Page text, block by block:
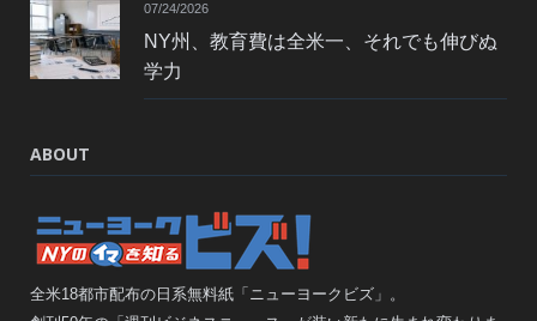
07/24/2026
NY州、教育費は全米一、それでも伸びぬ
学力
ABOUT
全米18都市配布の日系無料紙「ニューヨークビズ」。